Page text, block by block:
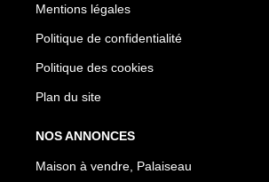
Mentions légales
Politique de confidentialité
Politique des cookies
Plan du site
NOS ANNONCES
Maison à vendre, Palaiseau